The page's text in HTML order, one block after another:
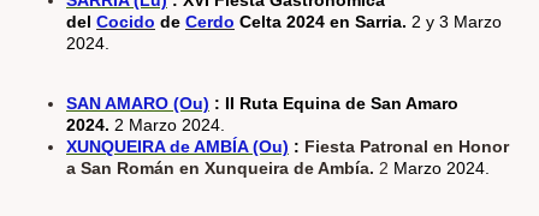
del Cocido de Cerdo Celta 2024 en Sarria. 2 y 3 Marzo
2024.
SAN AMARO (Ou) : II Ruta Equina de San Amaro
2024. 2 Marzo 2024.
XUNQUEIRA de AMBÍA (Ou) : Fiesta Patronal en Honor
a San Román en Xunqueira de Ambía. 2 Marzo 2024.​